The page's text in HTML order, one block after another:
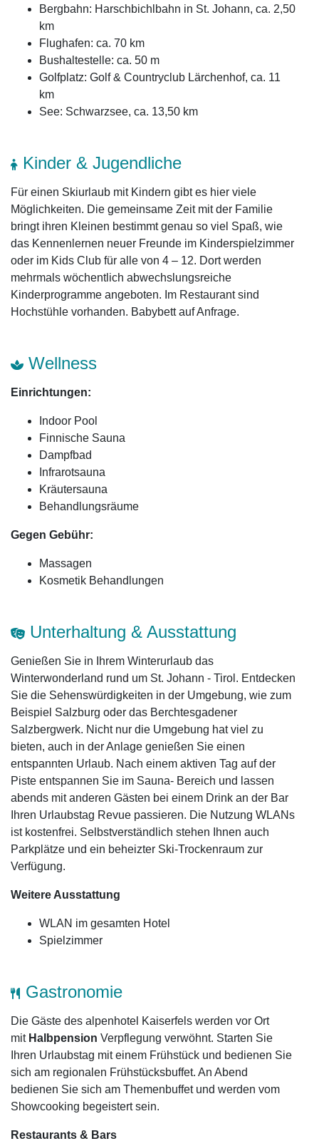
Bergbahn: Harschbichlbahn in St. Johann, ca. 2,50
km
Flughafen: ca. 70 km
Bushaltestelle: ca. 50 m
Golfplatz: Golf & Countryclub Lärchenhof, ca. 11
km
See: Schwarzsee, ca. 13,50 km
Kinder & Jugendliche
Für einen Skiurlaub mit Kindern gibt es hier viele
Möglichkeiten. Die gemeinsame Zeit mit der Familie
bringt ihren Kleinen bestimmt genau so viel Spaß, wie
das Kennenlernen neuer Freunde im Kinderspielzimmer
oder im Kids Club für alle von 4 – 12. Dort werden
mehrmals wöchentlich abwechslungsreiche
Kinderprogramme angeboten. Im Restaurant sind
Hochstühle vorhanden. Babybett auf Anfrage.
Wellness
Einrichtungen:
Indoor Pool
Finnische Sauna
Dampfbad
Infrarotsauna
Kräutersauna
Behandlungsräume
Gegen Gebühr:
Massagen
Kosmetik Behandlungen
Unterhaltung & Ausstattung
Genießen Sie in Ihrem Winterurlaub das
Winterwonderland rund um St. Johann - Tirol. Entdecken
Sie die Sehenswürdigkeiten in der Umgebung, wie zum
Beispiel Salzburg oder das Berchtesgadener
Salzbergwerk. Nicht nur die Umgebung hat viel zu
bieten, auch in der Anlage genießen Sie einen
entspannten Urlaub. Nach einem aktiven Tag auf der
Piste entspannen Sie im Sauna- Bereich und lassen
abends mit anderen Gästen bei einem Drink an der Bar
Ihren Urlaubstag Revue passieren. Die Nutzung WLANs
ist kostenfrei. Selbstverständlich stehen Ihnen auch
Parkplätze und ein beheizter Ski-Trockenraum zur
Verfügung.
Weitere Ausstattung
WLAN im gesamten Hotel
Spielzimmer
Gastronomie
Die Gäste des alpenhotel Kaiserfels werden vor Ort
mit Halbpension Verpflegung verwöhnt. Starten Sie
Ihren Urlaubstag mit einem Frühstück und bedienen Sie
sich am regionalen Frühstücksbuffet. An Abend
bedienen Sie sich am Themenbuffet und werden vom
Showcooking begeistert sein.
Restaurants & Bars